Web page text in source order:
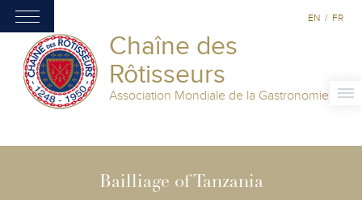
Chaîne des
Rôtisseurs
Association Mondiale de la Gastronomie
EN / FR
Bailliage of Tanzania